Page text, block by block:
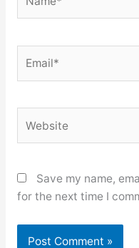
Save my name,
for the next time I